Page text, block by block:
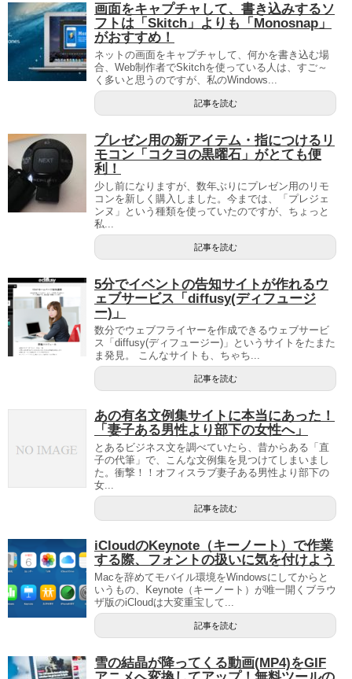
画面をキャプチャして、書き込みするソ
フトは「Skitch」よりも「Monosnap」
がおすすめ！
ネットの画面をキャプチャして、何かを書き込む場
合、Web制作者でSkitchを使っている人は、すご～
く多いと思うのですが、私のWindows...
記事を読む
プレゼン用の新アイテム・指につけるリ
モコン「コクヨの黒曜石」がとても便
利！
少し前になりますが、数年ぶりにプレゼン用のリモ
コンを新しく購入しました。今までは、「プレジェ
ンヌ」という種類を使っていたのですが、ちょっと
私...
記事を読む
5分でイベントの告知サイトが作れるウ
ェブサービス「diffusy(ディフュージ
ー)」
数分でウェブフライヤーを作成できるウェブサービ
ス「diffusy(ディフュージー)」というサイトをたまた
ま発見。 こんなサイトも、ちゃち...
記事を読む
あの有名文例集サイトに本当にあった！
「妻子ある男性より部下の女性へ」
とあるビジネス文を調べていたら、昔からある「直
子の代筆」で、こんな文例集を見つけてしまいまし
た。衝撃！！オフィスラブ妻子ある男性より部下の
女...
記事を読む
iCloudのKeynote（キーノート）で作業
する際、フォントの扱いに気を付けよう
Macを辞めてモバイル環境をWindowsにしてからと
いうもの、Keynote（キーノート）が唯一開くブラウ
ザ版のiCloudは大変重宝して...
記事を読む
雪の結晶が降ってくる動画(MP4)をGIF